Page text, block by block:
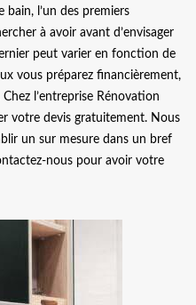
bain, l’un des premiers
à avoir avant d’envisager
peut varier en fonction de
vous préparez financièrement,
l’entreprise Rénovation
votre devis gratuitement. Nous
un sur mesure dans un bref
nous pour avoir votre